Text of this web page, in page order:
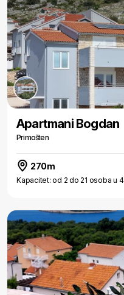
Apartmani Bogdan
Primošten
270m
Kapacitet: od 2 do 21 osoba u